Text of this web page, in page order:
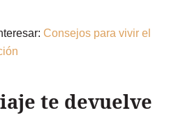
Consejos para vivir el
te devuelve